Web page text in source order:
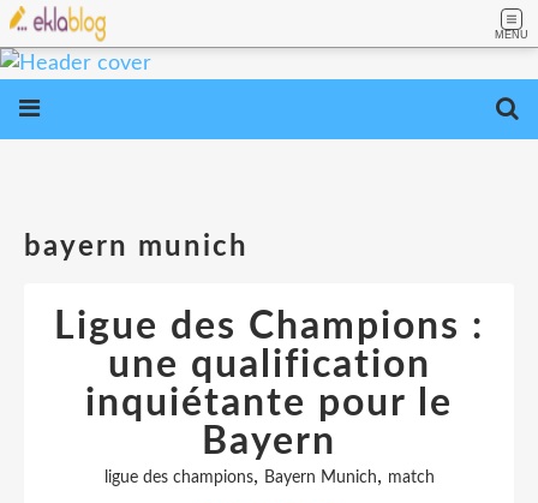
MENU
bayern munich
Ligue des Champions :
une qualification
inquiétante pour le
Bayern
ligue des champions, Bayern Munich, match